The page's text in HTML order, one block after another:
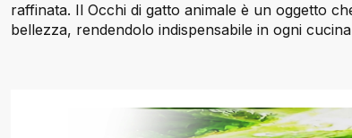
raffinata. Il Occhi di gatto animale è un oggetto
bellezza, rendendolo indispensabile in ogni